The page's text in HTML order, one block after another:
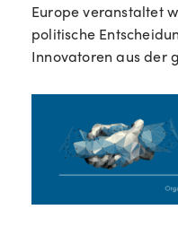
Europe veranstaltet
politische
Innovatoren aus der